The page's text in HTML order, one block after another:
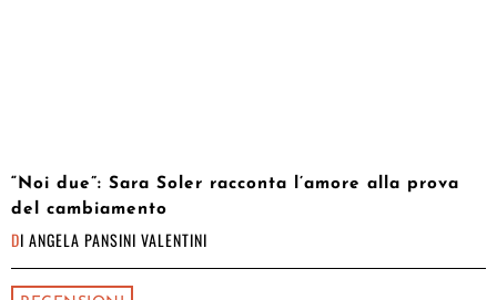
“Noi due”: Sara Soler racconta l’amore alla prova
del cambiamento
DI ANGELA PANSINI VALENTINI